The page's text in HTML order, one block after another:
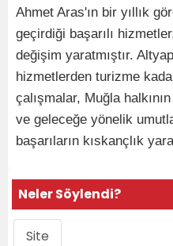
Ahmet Aras'ın bir yıllık
geçirdiği başarılı
değişim yaratmıştır.
hizmetlerden turizme
çalışmalar, Muğla
ve geleceğe yönelik
başarıların kıskançlık
Neler Söylendi?
Site